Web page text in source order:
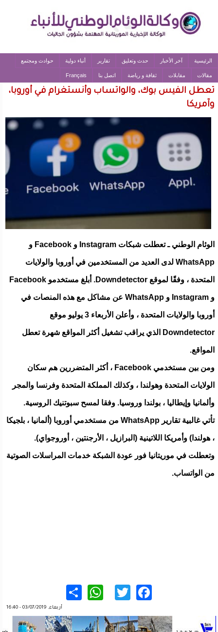
الرئيسية آخر الأخبار حدث وتعليق تقارير أنباء دولية حوادث ومجتمع
مقالات مقابلات ثقافة و رياضة اتصل بنا Français
تعطل الفيس بوك، والواتساب وأنستغرام في أوروبا،
وآمريكا
الوئام الوطني ـ تعطلت شبكات Instagram و Facebook و
WhatsApp لدى العديد من المستخدمين في أوروبا والولايات
المتحدة ، وفقًا لموقع Downdetector. أبلغ مستخدمو Facebook
و Instagram و WhatsApp عن مشاكل مع هذه المنصات في
أوروبا والولايات المتحدة ، وأعلن الأربعاء 3 يوليو موقع
Downdetector الذي يراقب تشغيل أكثر المواقع شهرة تعطل
المواقع.
ومن بين مستخدمي Facebook ، أكثر المتضررين هم سكان
الولايات المتحدة وهولندا ، وكذلك المملكة المتحدة وفرنسا والمجر
وألمانيا وإيطاليا ، بولندا وروسيا. وفقا لمسح سبوتنيك الروسية.
تأتي غالبية تقارير WhatsApp من مستخدمي أوروبا (ألمانيا ، بلجيكا
، هولندا) وأمريكا اللاتينية (البرازيل ، الأرجنتين ، أوروجواي).
وتعطلت في موريتانيا فور عودة الشبكة خدمات المراسلات الصوتية
من الواتساب.
Facebook
Twitter
WhatsApp
أربعاء, 03/07/2019 - 16:40